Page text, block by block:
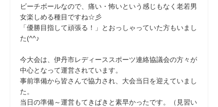
ビーチボールなので、痛い・怖いという感じもなく老若男
女楽しめる種目ですね☆彡
「優勝目指して頑張る！」とおっしゃっていた方もいまし
た(^^♪
今大会は、伊丹市レディーススポーツ連絡協議会の方々が
中心となって運営されています。
事前準備から皆さんで協力され、大会当日を迎えていまし
た。
当日の準備～運営もてきぱきと素早かったです。（見習い